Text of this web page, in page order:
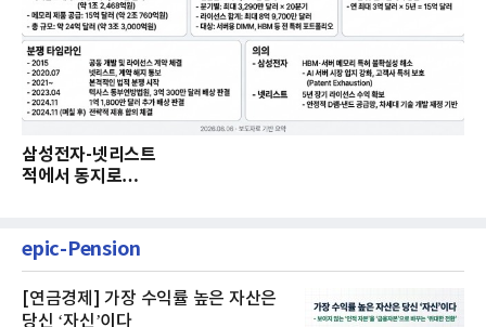
삼성전자-넷리스트
적에서 동지로…
epic-Pension
[연금경제] 가장 수익률 높은 자산은
당신 ‘자신’이다